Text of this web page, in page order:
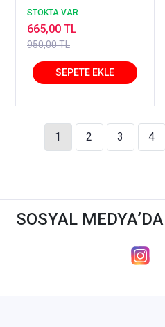
Yayıncılık
STOKTA VAR
950,00 TL
665,00 TL
1 2 3 4
SOSYAL MEDYA’DA